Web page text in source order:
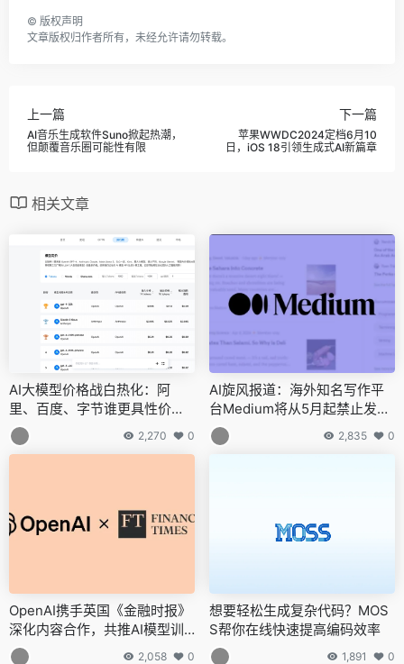
© 版权声明
文章版权归作者所有，未经允许请勿转载。
上一篇
AI音乐生成软件Suno掀起热潮，
但颠覆音乐圈可能性有限
下一篇
苹果WWDC2024定档6月10
日，iOS 18引领生成式AI新篇章
相关文章
AI大模型价格战白热化：阿
里、百度、字节谁更具性价
比？
2,270 0
AI旋风报道：海外知名写作平
台Medium将从5月起禁止发布
完全由AI生成的付费类文章
2,835 0
OpenAI携手英国《金融时报》
深化内容合作，共推AI模型训
练新篇章
2,058 0
想要轻松生成复杂代码？MOS
S帮你在线快速提高编码效率
1,891 0